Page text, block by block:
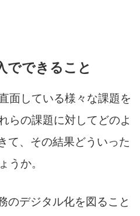
でできること
面している様々な課題を
らの課題に対してどのよ
て、その結果どういった
うか。
のデジタル化を図ること